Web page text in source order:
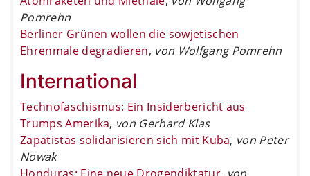
Pomrehn
Berliner Grünen wollen die sowjetischen
Ehrenmale degradieren, von Wolfgang Pomrehn
International
Technofaschismus: Ein Insiderbericht aus
Trumps Amerika, von Gerhard Klas
Zapatistas solidarisieren sich mit Kuba, von Peter
Nowak